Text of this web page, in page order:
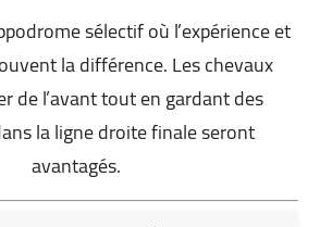
sélectif où l’expérience et
la différence. Les chevaux
de l’avant tout en gardant des
la ligne droite finale seront
avantagés.